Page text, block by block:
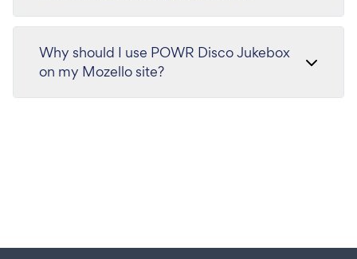
Why should I use POWR Disco Jukebox
on my Mozello site?